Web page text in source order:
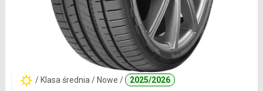
/ Klasa średnia / Nowe / 2025/2026